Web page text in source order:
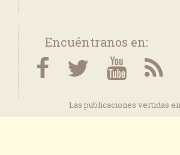
Encuéntranos en:
Las publicaciones vertidas